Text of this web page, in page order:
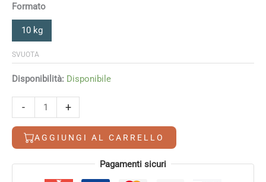
Formato
10 kg
SVUOTA
Disponibilità: Disponibile
-
G&S
quantità
+
AGGIUNGI AL CARRELLO
Alternative: Pagamenti sicuri